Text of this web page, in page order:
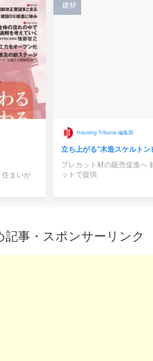
まいが
建材
Housing Tribune 編集部
立ち上がる”木造スケルトン
プレカット材の販売促進へ
ットで提供
記事・スポンサーリンク